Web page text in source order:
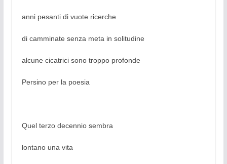
anni pesanti di vuote ricerche
di camminate senza meta in solitudine
alcune cicatrici sono troppo profonde
Persino per la poesia
Quel terzo decennio sembra
lontano una vita